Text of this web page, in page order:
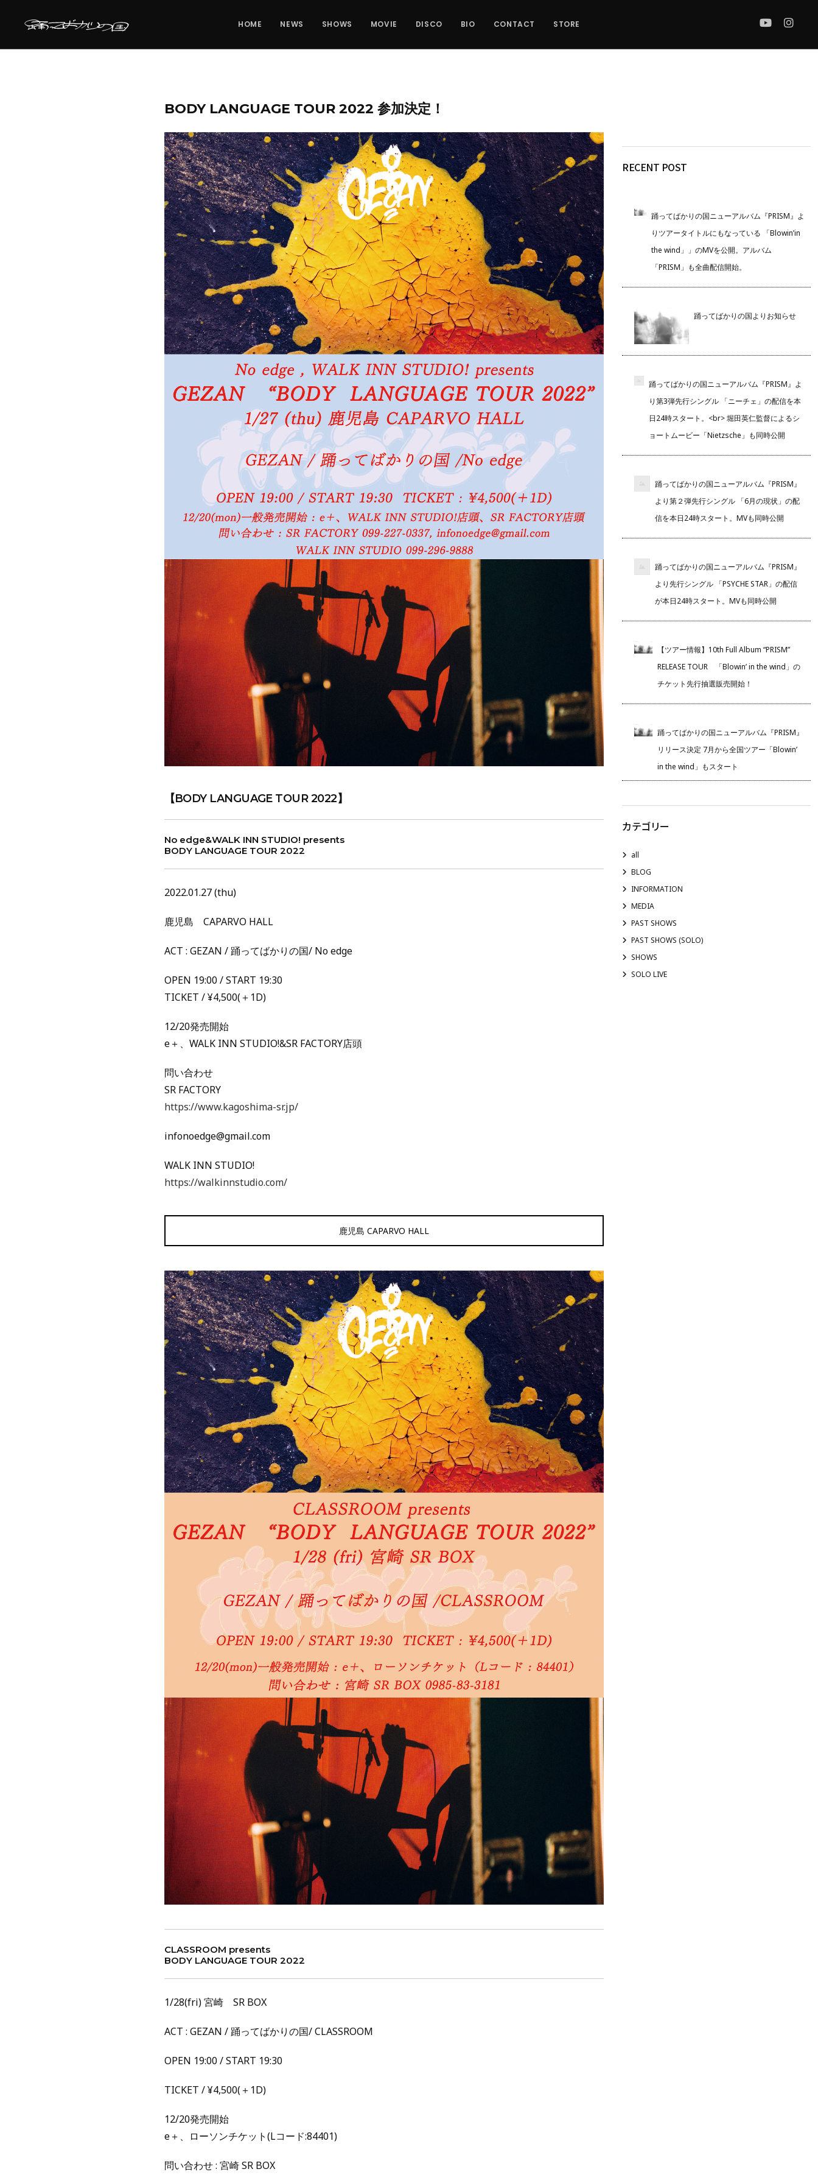
HOME NEWS SHOWS MOVIE DISCO BIO CONTACT STORE
BODY LANGUAGE TOUR 2022 参加決定！
【BODY LANGUAGE TOUR 2022】
No edge&WALK INN STUDIO! presents
BODY LANGUAGE TOUR 2022
2022.01.27 (thu)
鹿児島 CAPARVO HALL
ACT : GEZAN / 踊ってばかりの国/ No edge
OPEN 19:00 / START 19:30
TICKET / ¥4,500(＋1D)
12/20発売開始
e＋、WALK INN STUDIO!&SR FACTORY店頭
問い合わせ
SR FACTORY
https://www.kagoshima-sr.jp/
infonoedge@gmail.com
WALK INN STUDIO!
https://walkinnstudio.com/
鹿児島 CAPARVO HALL
CLASSROOM presents
BODY LANGUAGE TOUR 2022
1/28(fri) 宮崎 SR BOX
ACT : GEZAN / 踊ってばかりの国/ CLASSROOM
OPEN 19:00 / START 19:30
TICKET / ¥4,500(＋1D)
12/20発売開始
e＋、ローソンチケット(Lコード:84401)
問い合わせ : 宮崎 SR BOX
RECENT POST
踊ってばかりの国ニューアルバム『PRISM』よ
りツアータイトルにもなっている 「Blowin’in
the wind」」のMVを公開。アルバム
「PRISM」も全曲配信開始。
踊ってばかりの国よりお知らせ
踊ってばかりの国ニューアルバム『PRISM』よ
り第3弾先行シングル 「ニーチェ」の配信を本
日24時スタート。<br> 堀田英仁監督によるシ
ョートムービー「Nietzsche」も同時公開
踊ってばかりの国ニューアルバム『PRISM』
より第２弾先行シングル 「6月の現状」の配
信を本日24時スタート。MVも同時公開
踊ってばかりの国ニューアルバム『PRISM』
より先行シングル 「PSYCHE STAR」の配信
が本日24時スタート。MVも同時公開
【ツアー情報】10th Full Album “PRISM”
RELEASE TOUR 「Blowin’ in the wind」の
チケット先行抽選販売開始！
踊ってばかりの国ニューアルバム『PRISM』
リリース決定 7月から全国ツアー「Blowin’
in the wind」もスタート
カテゴリー
all
BLOG
INFORMATION
MEDIA
PAST SHOWS
PAST SHOWS (SOLO)
SHOWS
SOLO LIVE